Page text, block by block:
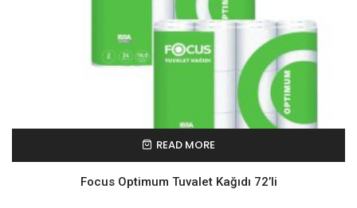
READ MORE
Focus Optimum Tuvalet Kağıdı 72’li